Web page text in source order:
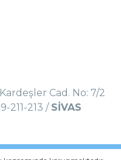
Cad. No: 7/2
211-213 / SİVAS